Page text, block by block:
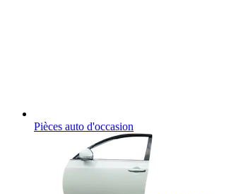
Pièces auto d'occasion